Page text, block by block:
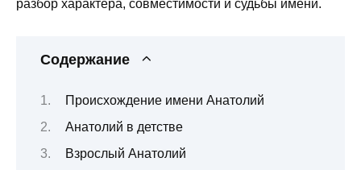
разбор характера, совместимости и судьбы имени.
Содержание
Происхождение имени Анатолий
Анатолий в детстве
Взрослый Анатолий